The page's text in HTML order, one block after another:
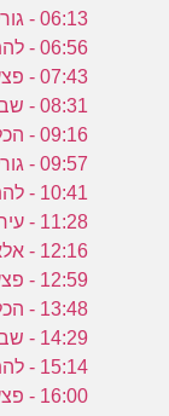
06:13 - גורל - פרק 34
06:56 - להתחיל מחדש - פרק 81
07:43 - פצעי האהבה - פרק 67
08:31 - שבוי באהבה 2 - פרק 429
09:16 - הכלה ממומבאי - פרק 36
09:57 - גורל - פרק 34
10:41 - להתחיל מחדש - פרק 81
11:28 - עיר השקרים - פרק 111
12:16 - אלאג'ה - פרק 55
12:59 - פצעי האהבה - פרק 67
13:48 - הכלה ממומבאי - פרק 36
14:29 - שבוי באהבה 2 - פרק 429
15:14 - להתחיל מחדש - פרק 81
16:00 - פצעי האהבה - פרק 67